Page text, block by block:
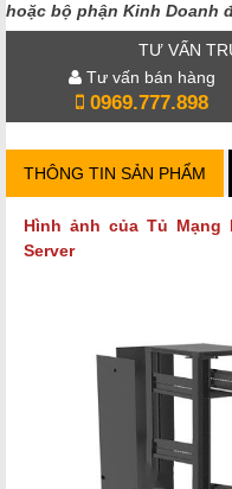
hoặc bộ phận Kinh Doanh
TƯ VẤN
Tư vấn bán hàng
0969.777.898
THÔNG TIN SẢN PHẨM
Hình ảnh của Tủ Mạng
Server